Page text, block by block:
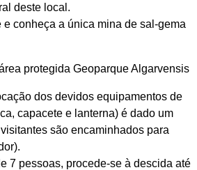
deste local.
conheça a única mina de sal-gema
protegida Geoparque Algarvensis
dos devidos equipamentos de
capacete e lanterna) é dado um
são encaminhados para
7 pessoas, procede-se à descida até